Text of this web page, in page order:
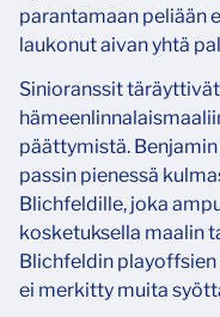
parantamaan peliään
laukonut aivan yhtä
Sinioranssit
päättymistä.
passin pienessä
Blichfeldille, joka
kosketuksella maalin
Blichfeldin playoffsien
ei merkitty muita